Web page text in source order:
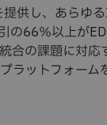
供し、あらゆ
の66％以上が
合の課題に対応
ラットフォーム